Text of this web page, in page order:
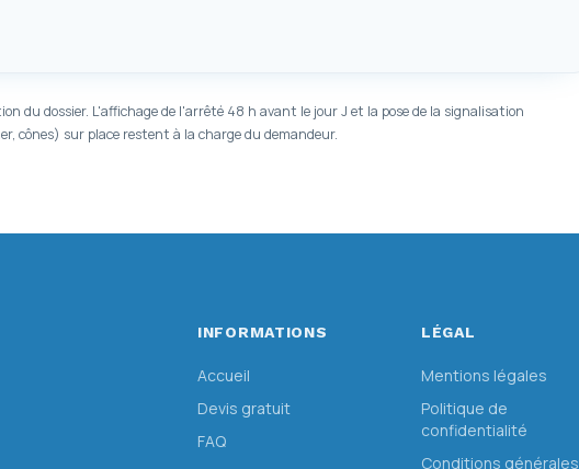
du dossier. L'affichage de l'arrêté 48 h avant le jour J et la pose de la signalisation
cônes) sur place restent à la charge du demandeur.
INFORMATIONS
Accueil
Devis gratuit
FAQ
LÉGAL
Mentions légales
Politique de
confidentialité
Conditions générales